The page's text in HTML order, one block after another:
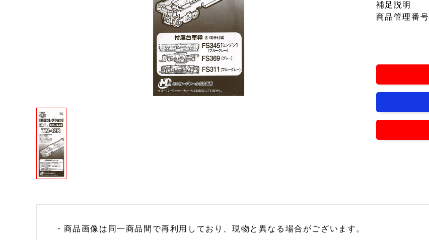
補足説明
商品管理番号
・商品画像は同一商品間で再利用しており、現物と異なる場合がございます。